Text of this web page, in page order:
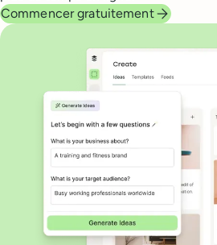
Commencer gratuitement